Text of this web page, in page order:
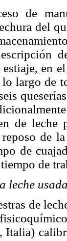
de
del
en
lo largo de
de leche
de
de
de
leche
de
Italia)